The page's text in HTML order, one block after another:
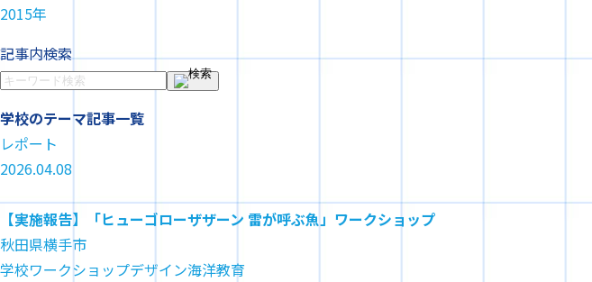
2015年
記事内検索
学校のテーマ記事一覧
レポート
2026.04.08
【実施報告】「ヒューゴローザザーン 雷が呼ぶ魚」ワークショップ
秋田県横手市
学校ワークショップデザイン海洋教育